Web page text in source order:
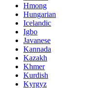
Hmong
Hungarian
Icelandic
Igbo
Javanese
Kannada
Kazakh
Khmer
Kurdish
Kyrgyz